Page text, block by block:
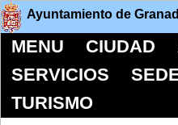
Ayuntamiento de
MENU CIUDAD
SERVICIOS
TURISMO